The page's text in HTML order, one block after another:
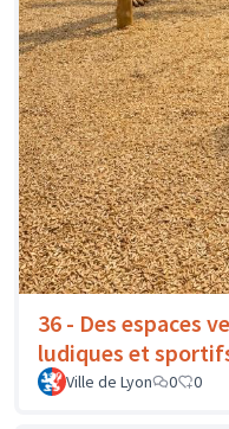
36 - Des espaces
ludiques et
Ville de Lyon 0 0